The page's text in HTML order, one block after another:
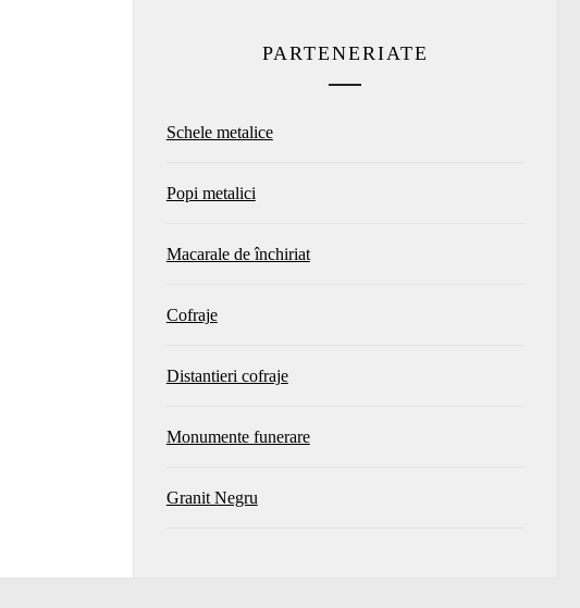
PARTENERIATE
Schele metalice
Popi metalici
Macarale de închiriat
Cofraje
Distantieri cofraje
Monumente funerare
Granit Negru